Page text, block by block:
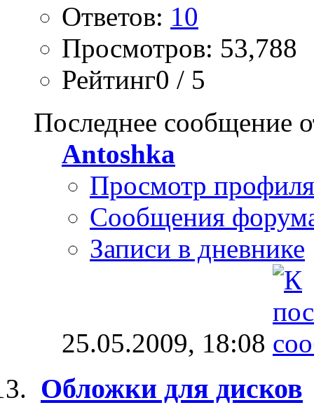
Ответов: 10
Просмотров: 53,788
Рейтинг0 / 5
Последнее сообщение
Antoshka
Просмотр профиля
Сообщения
Записи в дневнике
25.05.2009, 18:08
Обложки для дисков